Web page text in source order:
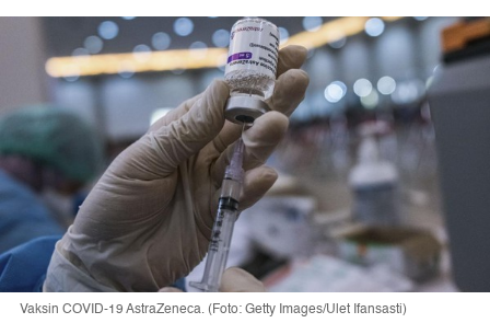
Vaksin COVID-19 AstraZeneca. (Foto: Getty Images/Ulet Ifansasti)